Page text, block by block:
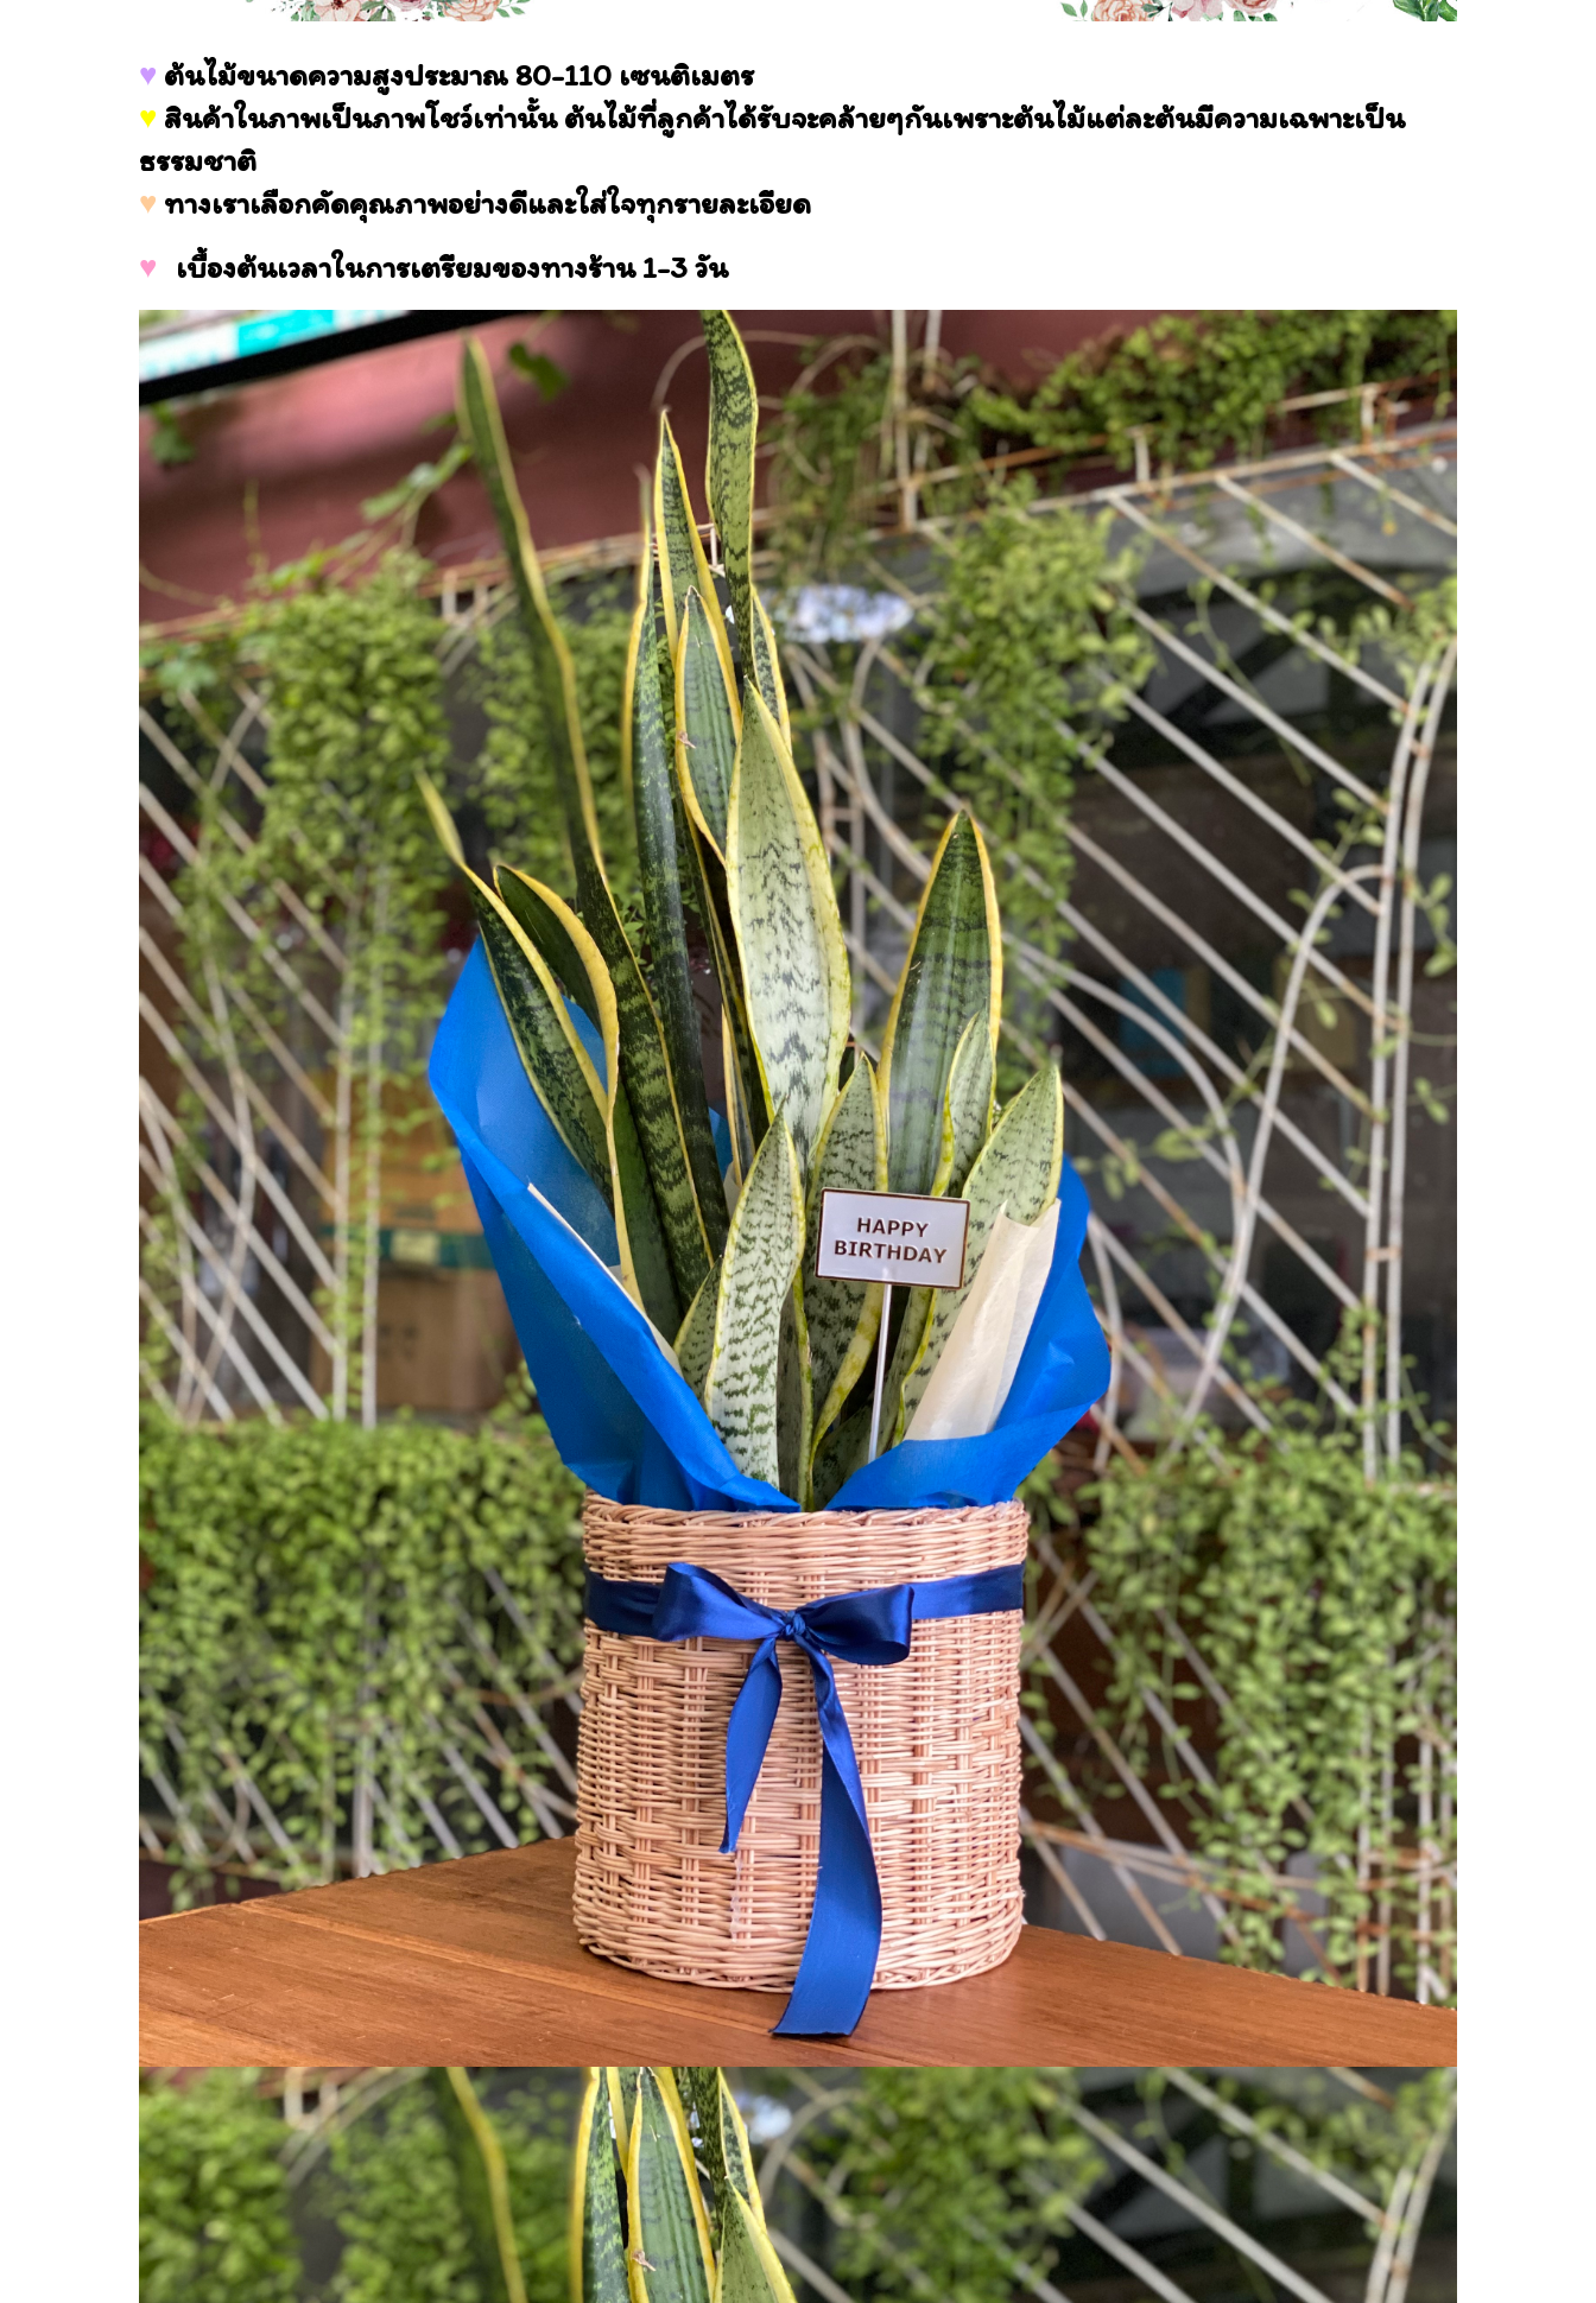
♥ ต้นไม้ขนาดความสูงประมาณ 80-110 เซนติเมตร
♥ สินค้าในภาพเป็นภาพโชว์เท่านั้น ต้นไม้ที่ลูกค้าได้รับจะคล้ายๆกันเพราะต้นไม้แต่ละต้นมีความเฉพาะเป็น
ธรรมชาติ
♥ ทางเราเลือกคัดคุณภาพอย่างดีและใส่ใจทุกรายละเอียด
♥ เบื้องต้นเวลาในการเตรียมของทางร้าน 1-3 วัน